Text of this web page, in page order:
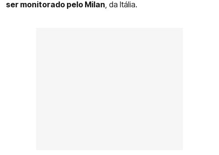
ser monitorado pelo Milan , da Itália.